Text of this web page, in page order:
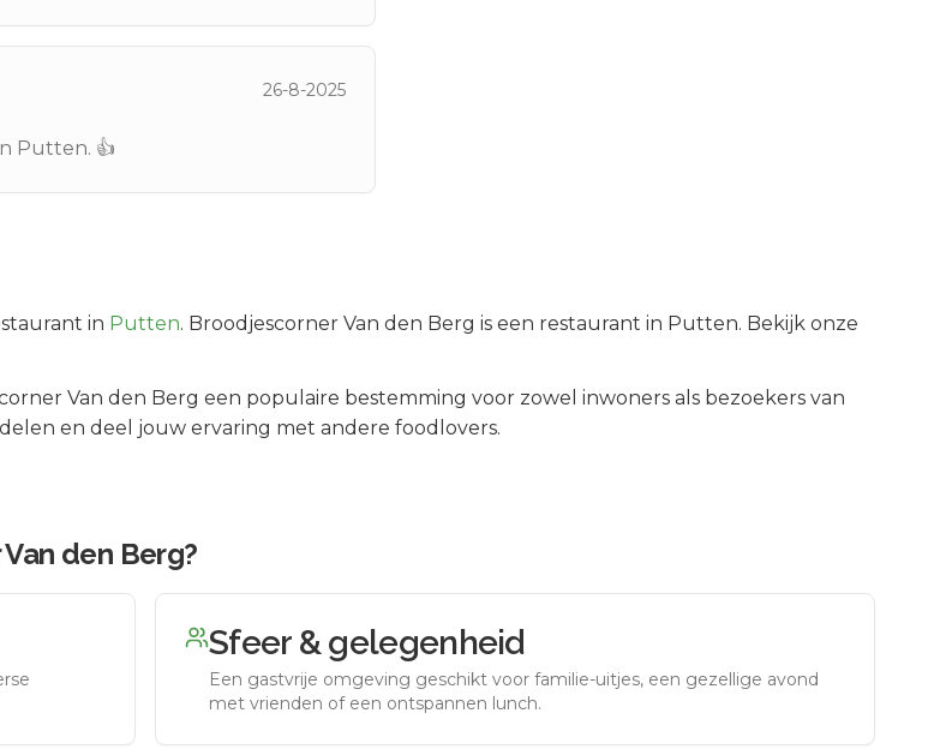
26-8-2025
Putten. 👍
in Putten. Broodjescorner Van den Berg is een restaurant in Putten. Bekijk onze
Van den Berg een populaire bestemming voor zowel inwoners als bezoekers van
en deel jouw ervaring met andere foodlovers.
den Berg?
Sfeer & gelegenheid
Een gastvrije omgeving geschikt voor familie-uitjes, een gezellige avond
met vrienden of een ontspannen lunch.